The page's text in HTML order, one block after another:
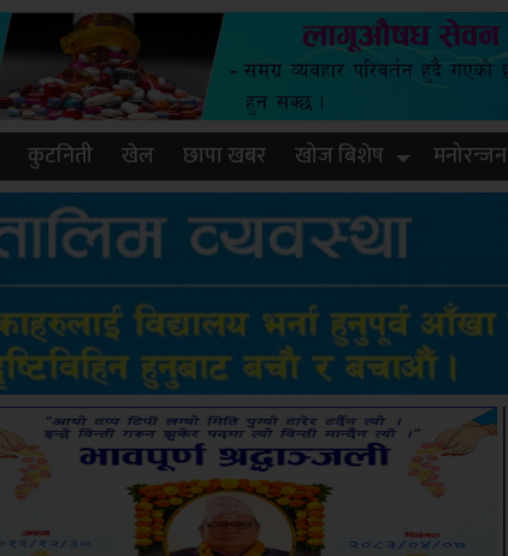
कुटनिती खेल छापा खबर खोज बिशेष मनोरन्जन